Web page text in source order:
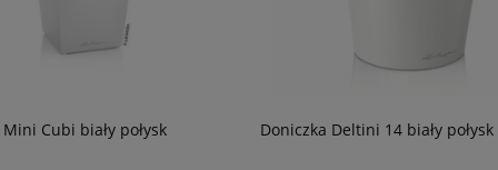
Cubi biały połysk Doniczka Deltini 14 biały połysk